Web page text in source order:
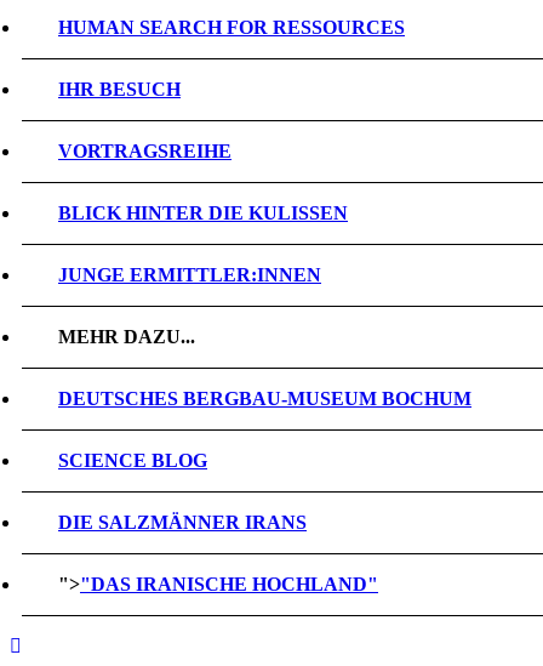
HUMAN SEARCH FOR RESSOURCES
IHR BESUCH
VORTRAGSREIHE
BLICK HINTER DIE KULISSEN
JUNGE ERMITTLER:INNEN
MEHR DAZU...
DEUTSCHES BERGBAU-MUSEUM BOCHUM
SCIENCE BLOG
DIE SALZMÄNNER IRANS
">"DAS IRANISCHE HOCHLAND"